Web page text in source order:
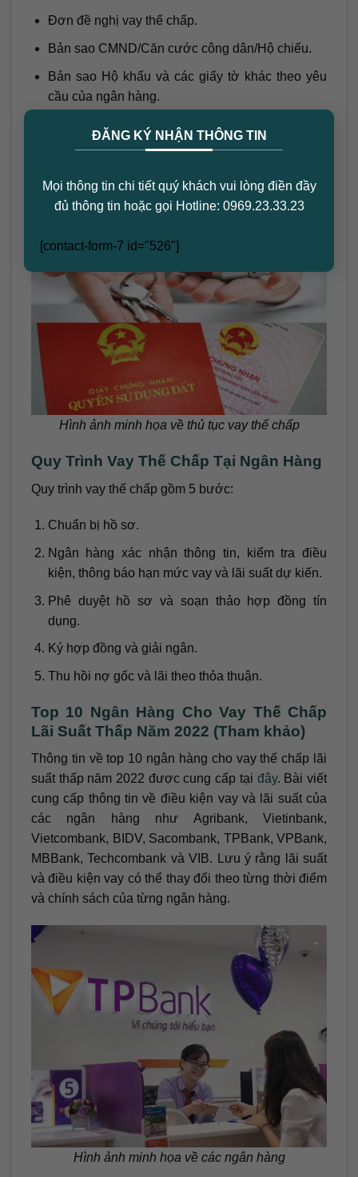
ĐĂNG KÝ NHẬN THÔNG TIN
Mọi thông tin chi tiết quý khách vui lòng điền đầy
đủ thông tin hoặc gọi Hotline: 0969.23.33.23
[contact-form-7 id="526"]
Đơn đề nghị vay thế chấp.
Bản sao CMND/Căn cước công dân/Hộ chiếu.
Bản sao Hộ khẩu và các giấy tờ khác theo yêu
cầu của ngân hàng.
khoản, hợp đồng lao động, bảng lương…).
xe ô tô…).
Hình ảnh minh họa về thủ tục vay thế chấp
Quy Trình Vay Thế Chấp Tại Ngân Hàng
Quy trình vay thế chấp gồm 5 bước:
Chuẩn bị hồ sơ.
Ngân hàng xác nhận thông tin, kiểm tra điều
kiện, thông báo hạn mức vay và lãi suất dự kiến.
Phê duyệt hồ sơ và soạn thảo hợp đồng tín
dụng.
Ký hợp đồng và giải ngân.
Thu hồi nợ gốc và lãi theo thỏa thuận.
Top 10 Ngân Hàng Cho Vay Thế Chấp
Lãi Suất Thấp Năm 2022 (Tham khảo)
Thông tin về top 10 ngân hàng cho vay thế chấp lãi
suất thấp năm 2022 được cung cấp tại đây. Bài viết
cung cấp thông tin về điều kiện vay và lãi suất của
các ngân hàng như Agribank, Vietinbank,
Vietcombank, BIDV, Sacombank, TPBank, VPBank,
MBBank, Techcombank và VIB. Lưu ý rằng lãi suất
và điều kiện vay có thể thay đổi theo từng thời điểm
và chính sách của từng ngân hàng.
Hình ảnh minh họa về các ngân hàng